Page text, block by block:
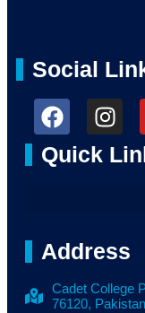
Social
Quick
Address
Cadet College
76120, Pakistan